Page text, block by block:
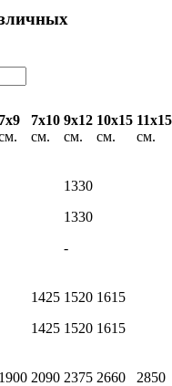
7х9
7х10
см.
9х12
см.
10х15
см.
11х15
см.
1330
1330
-
1425
1425
1520
1520
1615
1615
1900 2090 2375 2660
2850